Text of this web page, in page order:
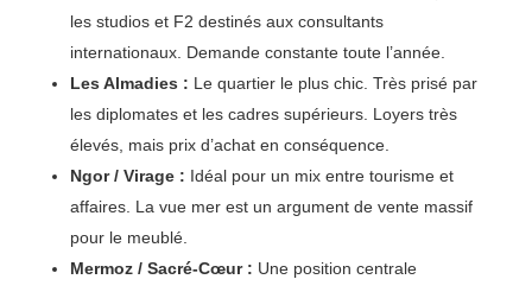
les studios et F2 destinés aux consultants
internationaux. Demande constante toute l’année.
Les Almadies : Le quartier le plus chic. Très prisé par
les diplomates et les cadres supérieurs. Loyers très
élevés, mais prix d’achat en conséquence.
Ngor / Virage : Idéal pour un mix entre tourisme et
affaires. La vue mer est un argument de vente massif
pour le meublé.
Mermoz / Sacré-Cœur : Une position centrale